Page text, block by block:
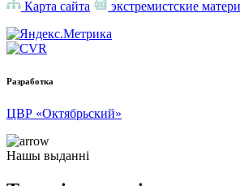
Карта сайта экстремистские
Разработка
ЦВР «Октябрьский»
Нашы выданні